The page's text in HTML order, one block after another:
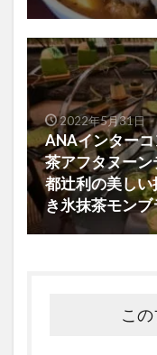
2022年5月31日
ANAインター
茶アフタヌー
都辻利の美し
き氷抹茶モン
こ